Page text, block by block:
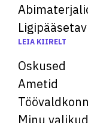
LEIA KIIRELT
Oskused
Ametid
Minu valikud